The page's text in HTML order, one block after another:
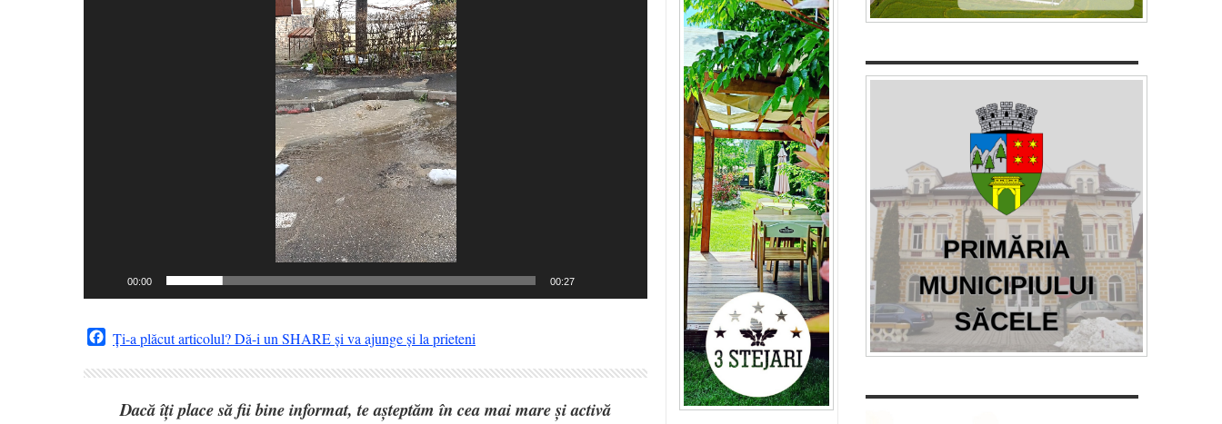
00:00 00:27
Facebook
Ți-a plăcut articolul? Dă-i un SHARE și va ajunge și la prieteni
Dacă îți place să fii bine informat, te așteptăm în cea mai mare și activă